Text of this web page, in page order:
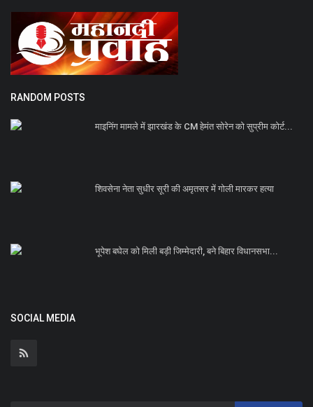
RANDOM POSTS
माइनिंग मामले में झारखंड के CM हेमंत सोरेन को सुप्रीम कोर्ट...
शिवसेना नेता सुधीर सूरी की अमृतसर में गोली मारकर हत्या
भूपेश बघेल को मिली बड़ी जिम्मेदारी, बने बिहार विधानसभा...
SOCIAL MEDIA